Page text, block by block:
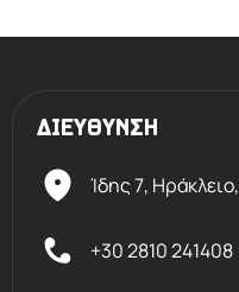
ΔΙΕΥΘΥΝΣΗ
Ίδης 7, Ηράκλειο,
+30 2810 241408